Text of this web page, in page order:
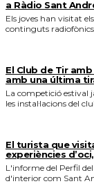
a Ràdio Sant
Els joves han visitat
continguts radiofònics.
El Club de Tir
amb una última
La competició estival
les instal·lacions del
El turista que
experiències
L'informe del Perfil
d'interior com Sant